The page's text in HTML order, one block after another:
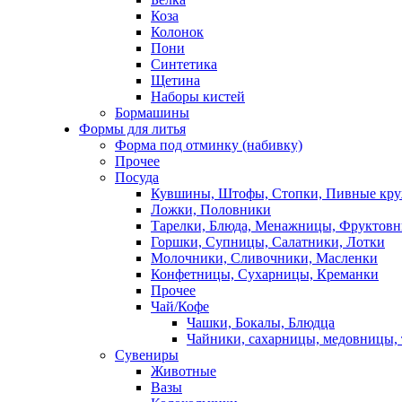
Коза
Колонок
Пони
Синтетика
Щетина
Наборы кистей
Бормашины
Формы для литья
Форма под отминку (набивку)
Прочее
Посуда
Кувшины, Штофы, Стопки, Пивные
Ложки, Половники
Тарелки, Блюда, Менажницы,
Горшки, Супницы, Салатники, Лотки
Молочники, Сливочники, Масленки
Конфетницы, Сухарницы, Креманки
Прочее
Чай/Кофе
Чашки, Бокалы, Блюдца
Чайники, сахарницы, медовницы,
Сувениры
Животные
Вазы